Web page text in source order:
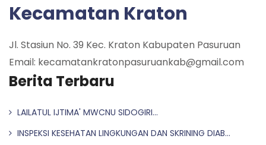
Kecamatan Kraton
Jl. Stasiun No. 39 Kec. Kraton Kabupaten Pasuruan
Email: kecamatankratonpasuruankab@gmail.com
Berita Terbaru
LAILATUL IJTIMA' MWCNU SIDOGIRI...
INSPEKSI KESEHATAN LINGKUNGAN DAN SKRINING DIAB...